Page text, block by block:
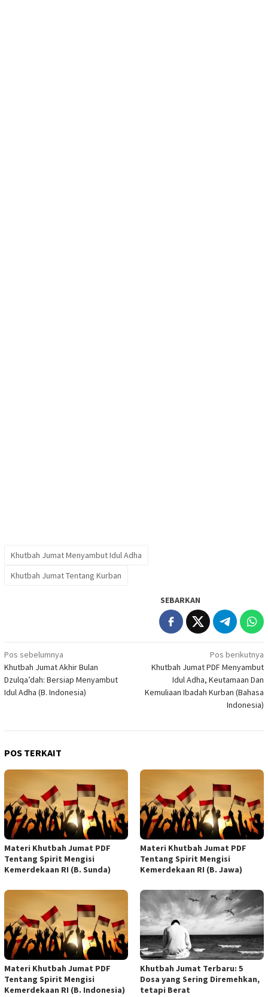
Khutbah Jumat Menyambut Idul Adha
Khutbah Jumat Tentang Kurban
SEBARKAN
Navigasi
pos
Pos sebelumnya
Khutbah Jumat Akhir Bulan
Dzulqa’dah: Bersiap Menyambut
Idul Adha (B. Indonesia)
Pos berikutnya
Khutbah Jumat PDF Menyambut
Idul Adha, Keutamaan Dan
Kemuliaan Ibadah Kurban (Bahasa
Indonesia)
POS TERKAIT
Materi Khutbah Jumat PDF
Tentang Spirit Mengisi
Kemerdekaan RI (B. Sunda)
Materi Khutbah Jumat PDF
Tentang Spirit Mengisi
Kemerdekaan RI (B. Jawa)
Materi Khutbah Jumat PDF
Tentang Spirit Mengisi
Kemerdekaan RI (B. Indonesia)
Khutbah Jumat Terbaru: 5
Dosa yang Sering Diremehkan,
tetapi Berat